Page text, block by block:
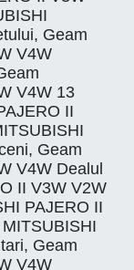
Geam
V4W
V4W 13
II
Geam
V4W Dealul
II V3W V2W
PAJERO II
Geam
V4W